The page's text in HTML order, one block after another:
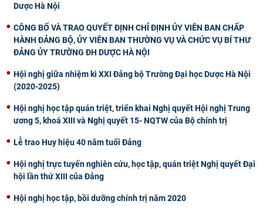
Dược Hà Nội
CÔNG BỐ VÀ TRAO QUYẾT ĐỊNH CHỈ ĐỊNH ỦY VIÊN BAN CHẤP
HÀNH ĐẢNG BỘ, ỦY VIÊN BAN THƯỜNG VỤ VÀ CHỨC VỤ BÍ THƯ
ĐẢNG ỦY TRƯỜNG ĐH DƯỢC HÀ NỘI
Hội nghị giữa nhiệm kì XXI Đảng bộ Trường Đại học Dược Hà Nội
(2020-2025)
Hội nghị học tập quán triệt, triển khai Nghị quyết Hội nghị Trung
ương 5, khoá XIII và Nghị quyết 15- NQTW của Bộ chính trị
Lễ trao Huy hiệu 40 năm tuổi Đảng
Hội nghị trực tuyến nghiên cứu, học tập, quán triệt Nghị quyết Đại
hội lần thứ XIII của Đảng
Hội nghị học tập, bồi dưỡng chính trị năm 2020